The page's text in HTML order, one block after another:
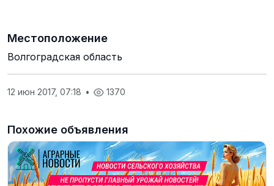
Местоположение
Волгоградская область
12 июн 2017, 07:18 • 1370
Похожие объявления